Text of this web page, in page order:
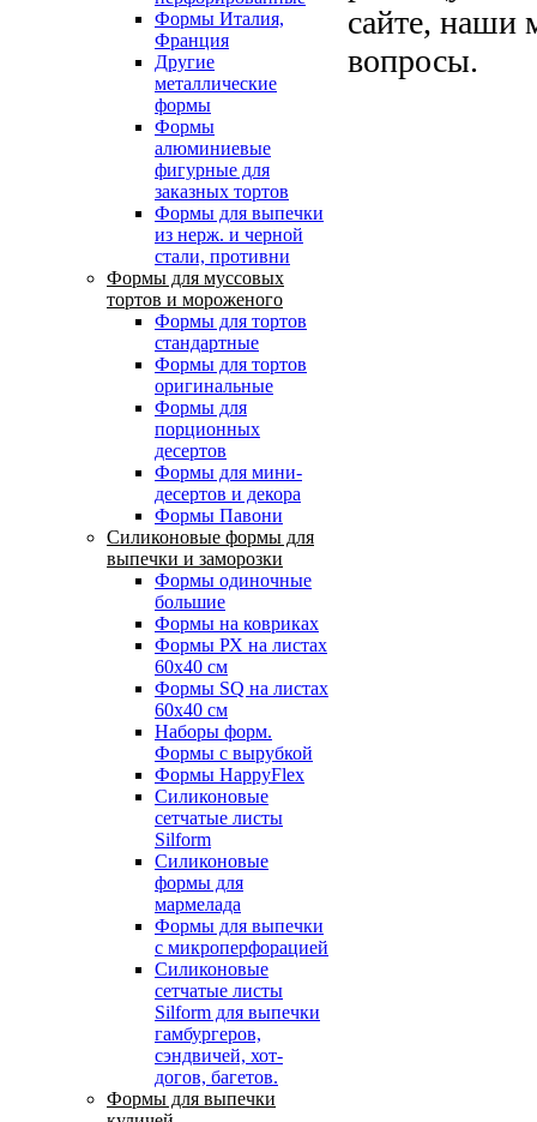
Формы Италия,
Франция
Другие
металлические
формы
Формы
алюминиевые
фигурные для
заказных тортов
Формы для выпечки
из нерж. и черной
стали, противни
Формы для муссовых
тортов и мороженого
Формы для тортов
стандартные
Формы для тортов
оригинальные
Формы для
порционных
десертов
Формы для мини-
десертов и декора
Формы Павони
Силиконовые формы для
выпечки и заморозки
Формы одиночные
большие
Формы на ковриках
Формы РХ на листах
60х40 см
Формы SQ на листах
60х40 см
Наборы форм.
Формы с вырубкой
Формы HappyFlex
Силиконовые
сетчатые листы
Silform
Силиконовые
формы для
мармелада
Формы для выпечки
с микроперфорацией
Силиконовые
сетчатые листы
Silform для выпечки
гамбургеров,
сэндвичей, хот-
догов, багетов.
Формы для выпечки
сайте, наши
вопросы.